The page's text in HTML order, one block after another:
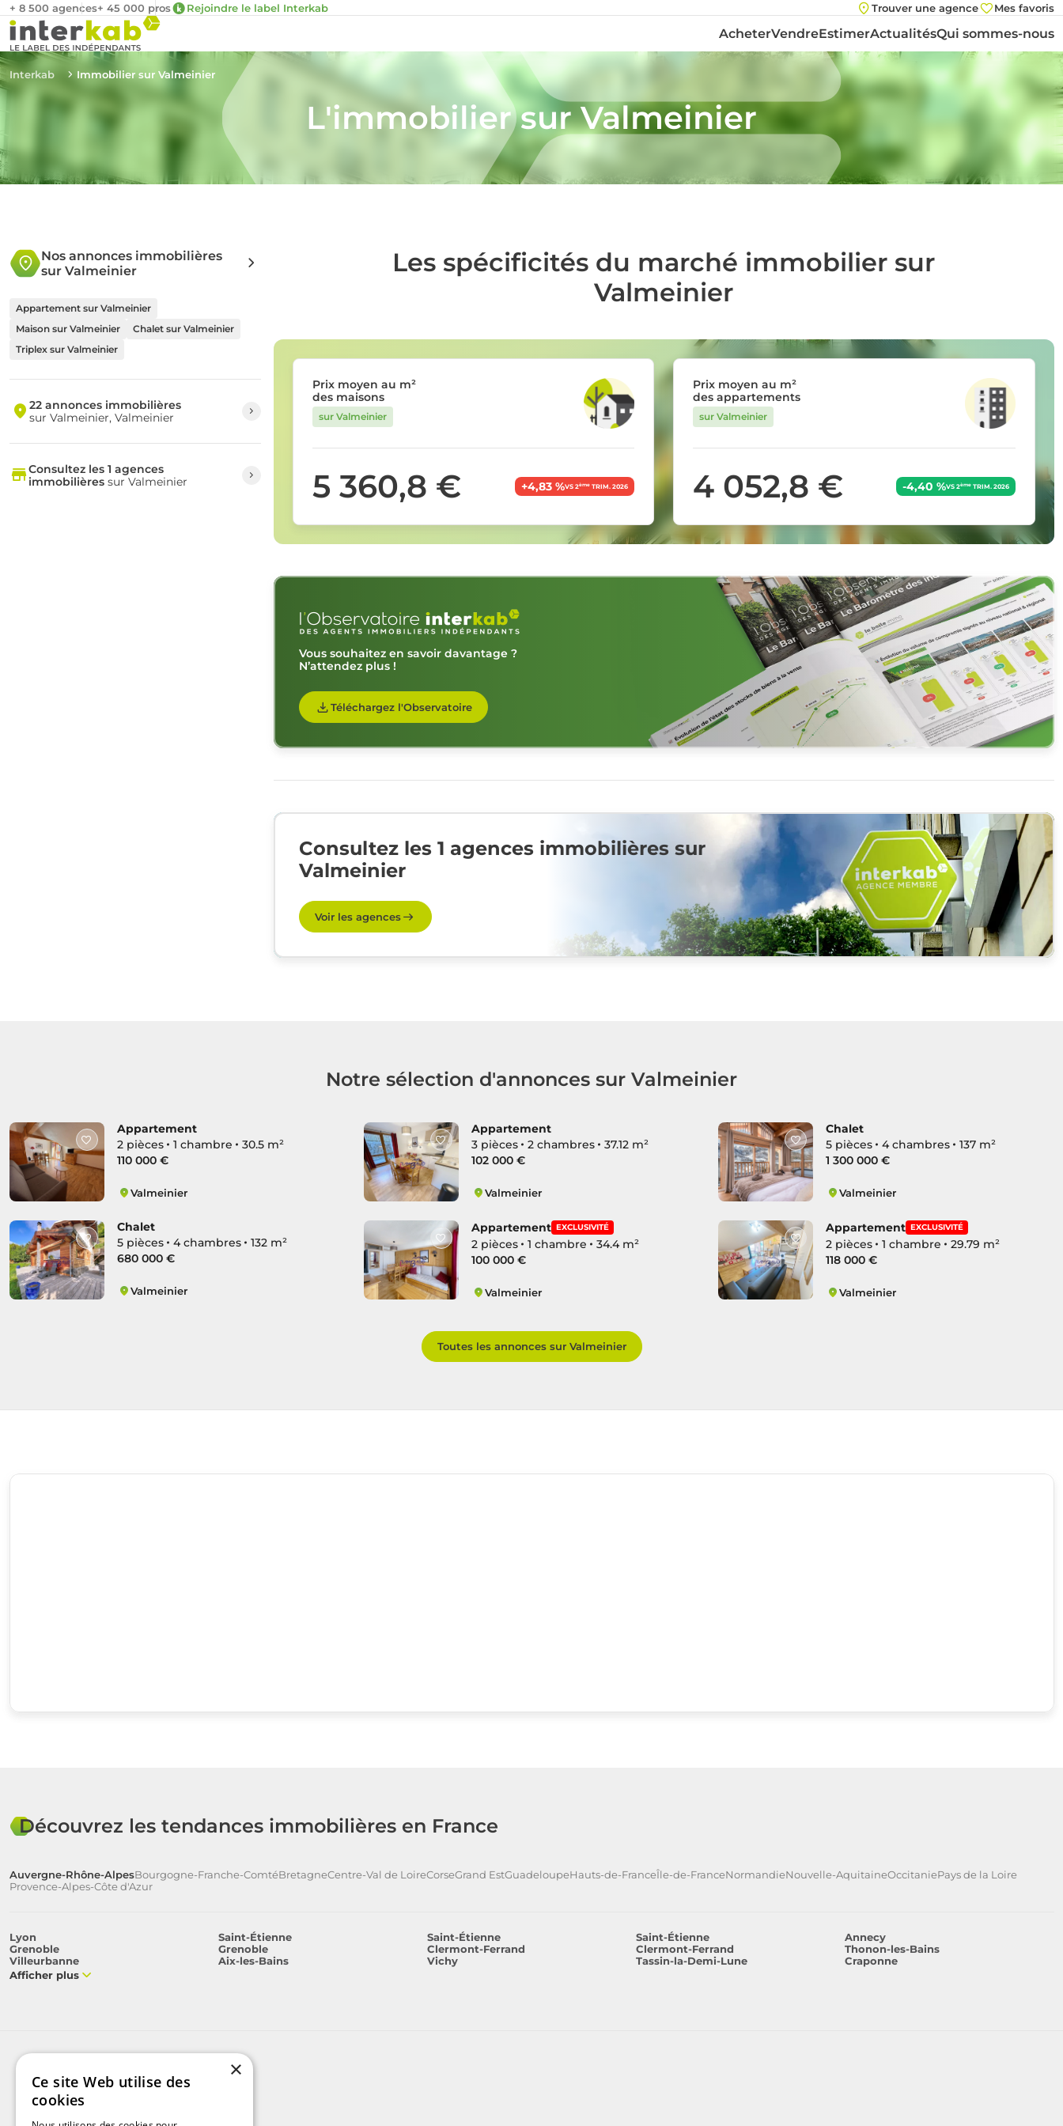
+ 8 500 agences+ 45 000 pros Rejoindre le label Interkab Trouver une agence Mes favoris
AcheterVendreEstimerActualitésQui sommes-nous
Interkab Immobilier sur Valmeinier
L'immobilier sur Valmeinier
Nos annonces immobilières
sur Valmeinier
Appartement sur Valmeinier
Maison sur Valmeinier
Chalet sur Valmeinier
Triplex sur Valmeinier
22 annonces immobilières
sur Valmeinier, Valmeinier
Consultez les 1 agences
immobilièressur Valmeinier
Les spécificités du marché immobilier sur
Valmeinier
Prix moyen au m²
des maisons
sur Valmeinier
5 360,8 € +4,83 %VS 2ème TRIM. 2026
Prix moyen au m²
des appartements
sur Valmeinier
4 052,8 € -4,40 %VS 2èmeTRIM. 2026
Vous souhaitez en savoir davantage ?
N’attendez plus !
Téléchargez l'Observatoire
Consultez les 1 agences immobilières sur
Valmeinier
Voir les agences
Notre sélection d'annonces sur Valmeinier
Appartement
2 pièces
1 chambre
30.5 m²
110 000 €
Valmeinier
Appartement
3 pièces
2 chambres
37.12 m²
102 000 €
Valmeinier
Chalet
5 pièces
4 chambres
137 m²
1 300 000 €
Valmeinier
Chalet
5 pièces
4 chambres
132 m²
680 000 €
Valmeinier
Appartement EXCLUSIVITÉ
2 pièces 1 chambre
34.4 m²
100 000 €
Valmeinier
Appartement EXCLUSIVITÉ
2 pièces 1 chambre
29.79 m²
118 000 €
Valmeinier
Toutes les annonces sur Valmeinier
Découvrez les tendances immobilières en France
Auvergne-Rhône-AlpesBourgogne-Franche-ComtéBretagneCentre-Val de LoireCorseGrand EstGuadeloupeHauts-de-FranceÎle-de-FranceNormandieNouvelle-AquitaineOccitaniePays de la Loire
Provence-Alpes-Côte d'Azur
Lyon Saint-Étienne Saint-Étienne Saint-Étienne
Annecy
Grenoble
Grenoble Clermont-Ferrand Clermont-Ferrand
Thonon-les-Bains
Villeurbanne
Aix-les-Bains Vichy Tassin-la-Demi-Lune
Craponne
Afficher plus
×
Ce site Web utilise des
cookies